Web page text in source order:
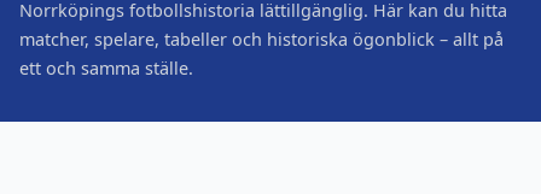
Norrköpings fotbollshistoria lättillgänglig. Här kan du hitta
matcher, spelare, tabeller och historiska ögonblick – allt på
ett och samma ställe.